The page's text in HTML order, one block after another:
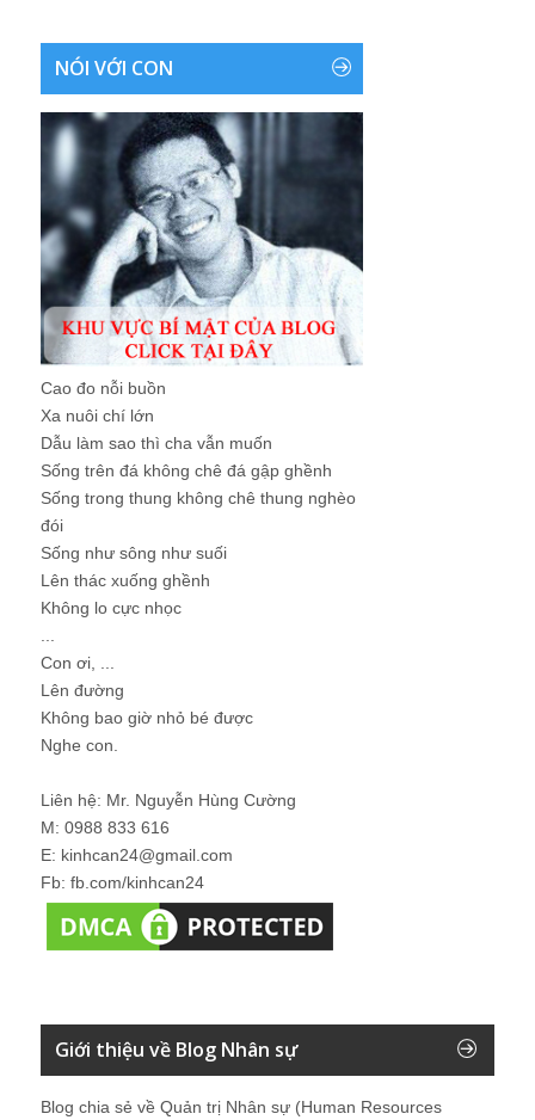
NÓI VỚI CON
Cao đo nỗi buồn
Xa nuôi chí lớn
Dẫu làm sao thì cha vẫn muốn
Sống trên đá không chê đá gập ghềnh
Sống trong thung không chê thung nghèo
đói
Sống như sông như suối
Lên thác xuống ghềnh
Không lo cực nhọc
Con ơi, ...
Lên đường
Không bao giờ nhỏ bé được
Nghe con.
Liên hệ: Mr. Nguyễn Hùng Cường
M: 0988 833 616
E: kinhcan24@gmail.com
Fb: fb.com/kinhcan24
Giới thiệu về Blog Nhân sự
Blog chia sẻ về Quản trị Nhân sự (Human Resources